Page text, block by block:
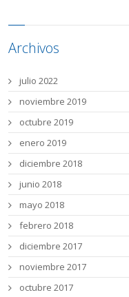
Archivos
julio 2022
noviembre 2019
octubre 2019
enero 2019
diciembre 2018
junio 2018
mayo 2018
febrero 2018
diciembre 2017
noviembre 2017
octubre 2017